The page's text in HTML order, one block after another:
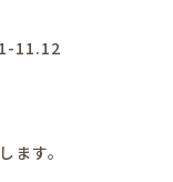
11.12
ます。